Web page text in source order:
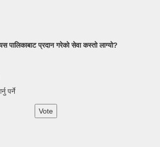
पालिकाबाट प्रदान गरेको सेवा कस्तो लाग्यो?
पर्ने